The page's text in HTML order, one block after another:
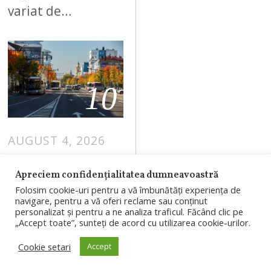
variat de…
10
AUGUST 4, 2026
apartamentelo
r din Cluj au
scăzut ușor în
iulie. Topul
celor mai
Apreciem confidențialitatea dumneavoastră
Folosim cookie-uri pentru a vă îmbunătăți experiența de
navigare, pentru a vă oferi reclame sau conținut
personalizat și pentru a ne analiza traficul. Făcând clic pe
„Accept toate”, sunteți de acord cu utilizarea cookie-urilor.
Cookie setari
Accept